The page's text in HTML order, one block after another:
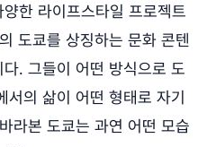
한 라이프스타일 프로젝트
도쿄를 상징하는 문화 콘텐
. 그들이 어떤 방식으로 도
서의 삶이 어떤 형태로 자기
라본 도쿄는 과연 어떤 모습